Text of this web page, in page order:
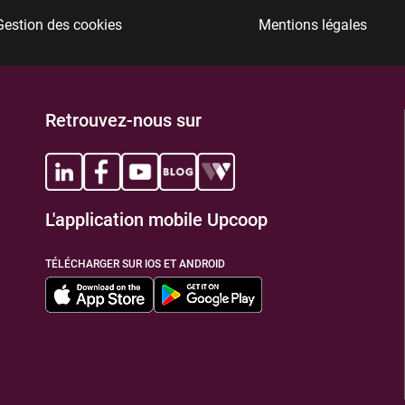
des cookies Mentions légales
Retrouvez-nous sur
L'application mobile Upcoop
TÉLÉCHARGER SUR IOS ET ANDROID